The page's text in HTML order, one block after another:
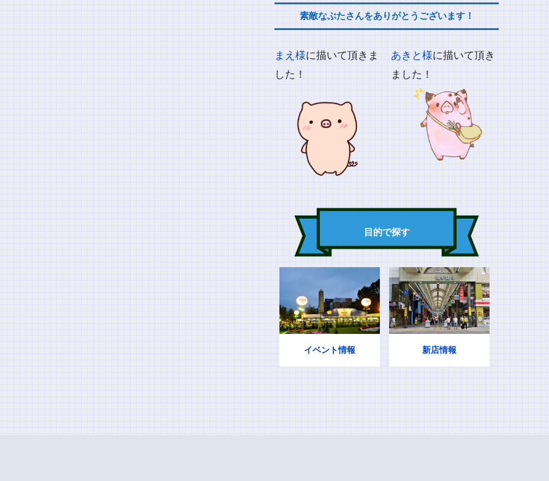
素敵なぶたさんをありがとうございます！
まえ様に描いて頂きま
した！
あきと様に描いて頂き
ました！
目的で探す
イベント情報 新店情報